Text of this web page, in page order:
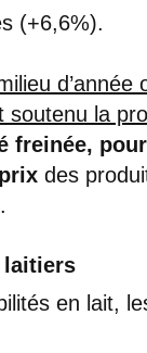
(+6,6%).
d’année
la
freinée,
des
laitiers
en lait,